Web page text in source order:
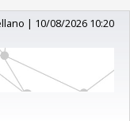
| 10/08/2026 10:20